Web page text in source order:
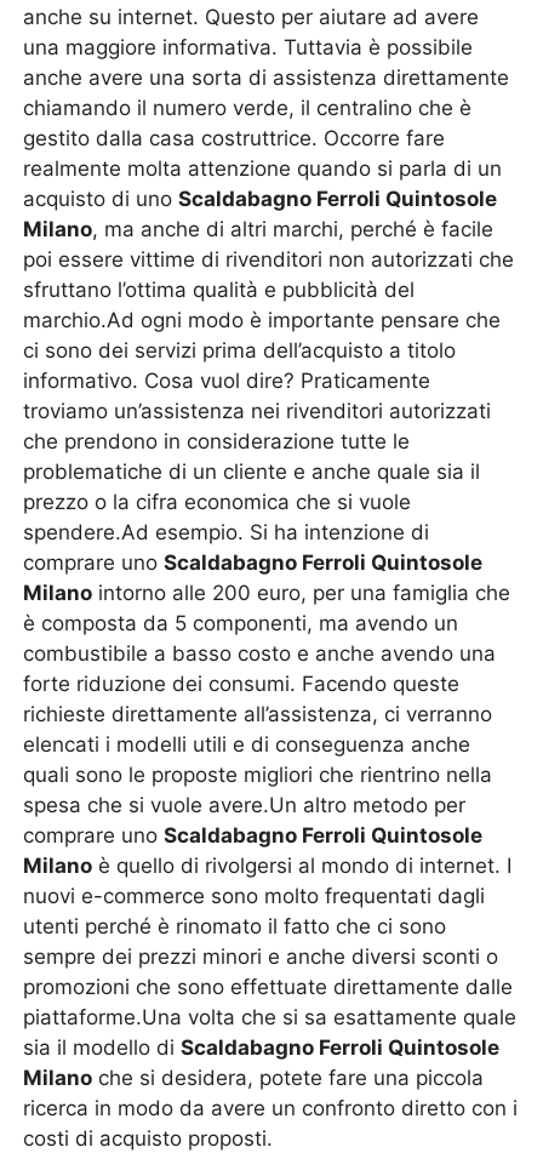
anche su internet. Questo per aiutare ad avere
una maggiore informativa. Tuttavia è possibile
anche avere una sorta di assistenza direttamente
chiamando il numero verde, il centralino che è
gestito dalla casa costruttrice. Occorre fare
realmente molta attenzione quando si parla di un
acquisto di unoScaldabagno Ferroli Quintosole
Milano, ma anche di altri marchi, perché è facile
poi essere vittime di rivenditori non autorizzati che
sfruttano l’ottima qualità e pubblicità del
marchio.Ad ogni modo è importante pensare che
ci sono dei servizi prima dell’acquisto a titolo
informativo. Cosa vuol dire? Praticamente
troviamo un’assistenza nei rivenditori autorizzati
che prendono in considerazione tutte le
problematiche di un cliente e anche quale sia il
prezzo o la cifra economica che si vuole
spendere.Ad esempio. Si ha intenzione di
comprare unoScaldabagno Ferroli Quintosole
Milano intorno alle 200 euro, per una famiglia che
è composta da 5 componenti, ma avendo un
combustibile a basso costo e anche avendo una
forte riduzione dei consumi. Facendo queste
richieste direttamente all’assistenza, ci verranno
elencati i modelli utili e di conseguenza anche
quali sono le proposte migliori che rientrino nella
spesa che si vuole avere.Un altro metodo per
comprare unoScaldabagno Ferroli Quintosole
Milano è quello di rivolgersi al mondo di internet. I
nuovi e-commerce sono molto frequentati dagli
utenti perché è rinomato il fatto che ci sono
sempre dei prezzi minori e anche diversi sconti o
promozioni che sono effettuate direttamente dalle
piattaforme.Una volta che si sa esattamente quale
sia il modello diScaldabagno Ferroli Quintosole
Milano che si desidera, potete fare una piccola
ricerca in modo da avere un confronto diretto con i
costi di acquisto proposti.